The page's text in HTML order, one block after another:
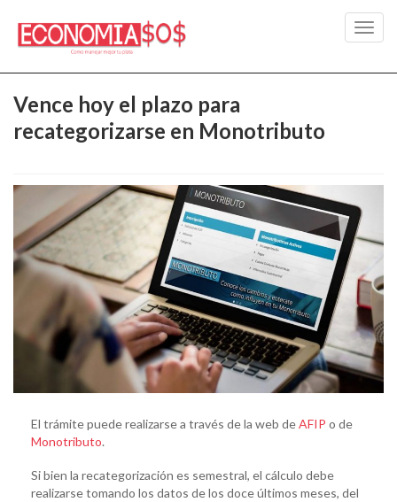
Vence hoy el plazo para
recategorizarse en Monotributo
El trámite puede realizarse a través de la web deAFIP o de
Monotributo.
Si bien la recategorización es semestral, el cálculo debe
realizarse tomando los datos de los doce últimos meses, del